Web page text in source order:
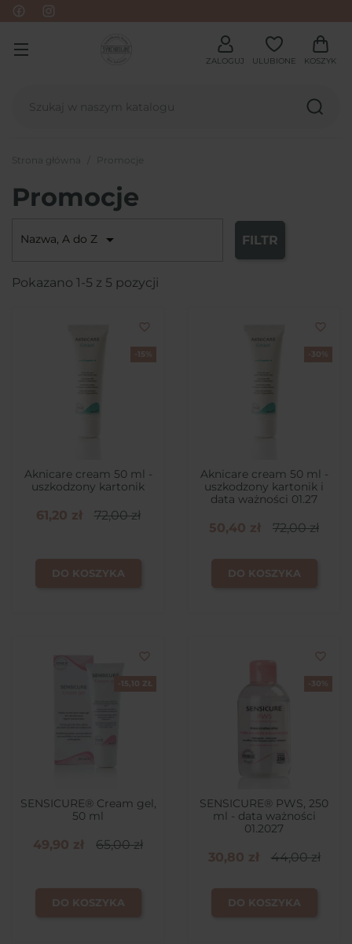
ZALOGUJ ULUBIONE KOSZYK
Strona główna Promocje
Promocje
Nazwa, A do Z  FILTR
Pokazano 1-5 z 5 pozycji
-15%
Aknicare cream 50 ml -
uszkodzony kartonik
61,20 zł 72,00 zł
DO KOSZYKA
favorite_border
-30%
Aknicare cream 50 ml -
uszkodzony kartonik i
data ważności 01.27
50,40 zł 72,00 zł
DO KOSZYKA
favorite_border
-15,10 ZŁ
SENSICURE® Cream gel,
50 ml
49,90 zł 65,00 zł
DO KOSZYKA
favorite_border
-30%
SENSICURE® PWS, 250
ml - data ważności
01.2027
30,80 zł 44,00 zł
DO KOSZYKA
favorite_border